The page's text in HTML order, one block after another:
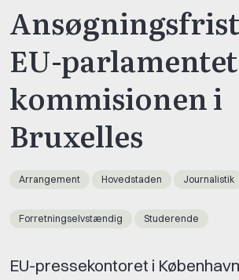
EU-
kommisionen i
Bruxelles
Arrangement Hovedstaden Journalistik
Forretningselvstændig Studerende
EU-pressekontoret i